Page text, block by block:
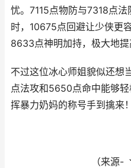
忧。7115点物防与7318点
时，10675点回避让少侠更
8633点神明加持，极大地提
不过这位冰心师姐貌似还想
点法攻和5650点命中能够
挥暴力奶妈的称号手到擒来！
（来源-